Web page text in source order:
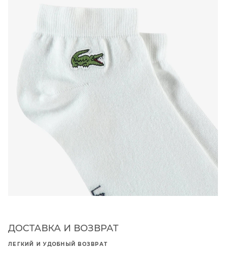
ДОСТАВКА И ВОЗВРАТ
ЛЕГКИЙ И УДОБНЫЙ ВОЗВРАТ